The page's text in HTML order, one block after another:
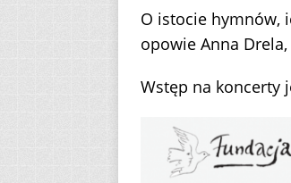
O istocie hymnów,
opowie Anna
Wstęp na koncerty